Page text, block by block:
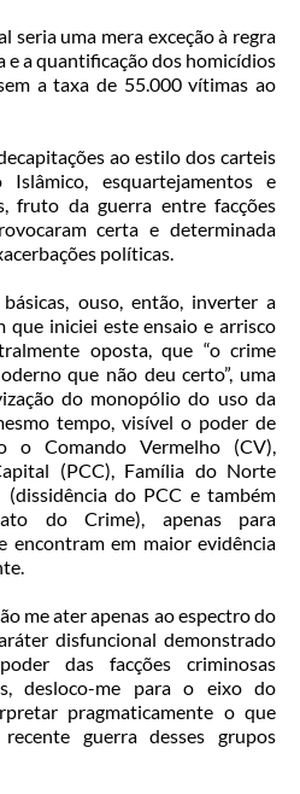
seria uma mera exceção à regra
e a quantificação dos homicídios
a taxa de 55.000 vítimas ao
ao estilo dos carteis
esquartejamentos e
fruto da guerra entre facções
certa e determinada
políticas.
ouso, então, inverter a
que iniciei este ensaio e arrisco
oposta, que “o crime
que não deu certo”, uma
do monopólio do uso da
tempo, visível o poder de
o Comando Vermelho (CV),
(PCC), Família do Norte
do PCC e também
do Crime), apenas para
encontram em maior evidência
me ater apenas ao espectro do
disfuncional demonstrado
das facções criminosas
desloco-me para o eixo do
pragmaticamente o que
guerra desses grupos